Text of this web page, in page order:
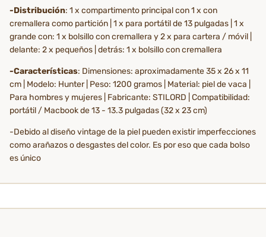
-Distribución: 1 x compartimento principal con 1 x con
cremallera como partición | 1 x para portátil de 13 pulgadas | 1 x
grande con: 1 x bolsillo con cremallera y 2 x para cartera / móvil |
delante: 2 x pequeños | detrás: 1 x bolsillo con cremallera
-Características: Dimensiones: aproximadamente 35 x 26 x 11
cm | Modelo: Hunter | Peso: 1200 gramos | Material: piel de vaca |
Para hombres y mujeres | Fabricante: STILORD | Compatibilidad:
portátil / Macbook de 13 - 13.3 pulgadas (32 x 23 cm)
-Debido al diseño vintage de la piel pueden existir imperfecciones
como arañazos o desgastes del color. Es por eso que cada bolso
es único